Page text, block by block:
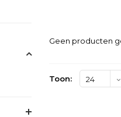
Geen producten
Toon: 24